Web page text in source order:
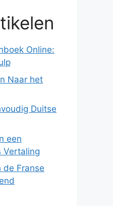
Online:
Naar het
Duitse
een
Vertaling
de Franse